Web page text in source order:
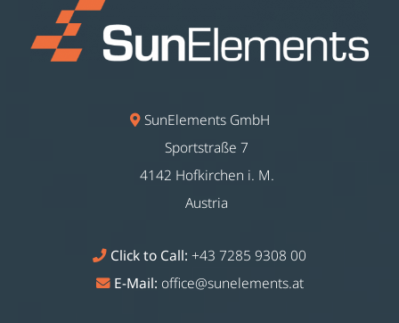
SunElements GmbH
Sportstraße 7
4142 Hofkirchen i. M.
Austria
Click to Call: +43 7285 9308 00
E-Mail: office@sunelements.at